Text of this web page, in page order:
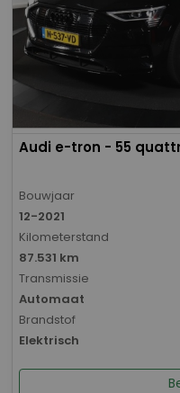
Audi e-tron - 55
Bouwjaar
12-2021
Kilometerstand
87.531 km
Transmissie
Automaat
Brandstof
Elektrisch